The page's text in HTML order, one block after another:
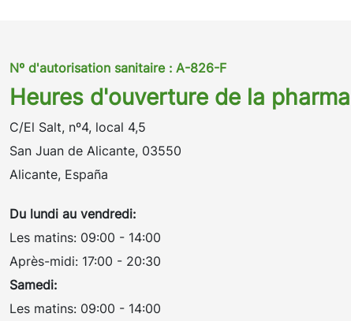
Nº d'autorisation sanitaire : A-826-F
Heures d'ouverture de la
C/El Salt, nº4, local 4,5
San Juan de Alicante, 03550
Alicante, España
Du lundi au vendredi:
Les matins: 09:00 - 14:00
Après-midi: 17:00 - 20:30
Samedi:
Les matins: 09:00 - 14:00